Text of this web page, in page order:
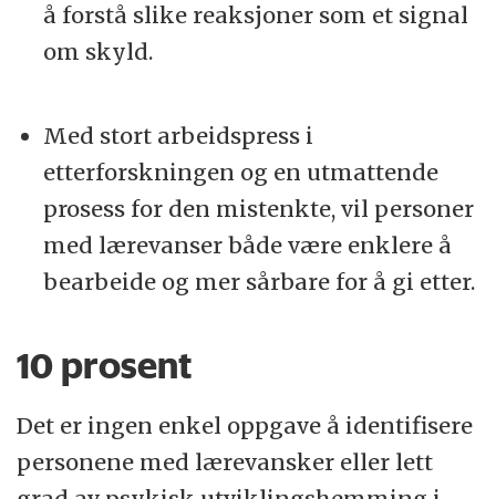
å forstå slike reaksjoner som et signal
om skyld.
Med stort arbeidspress i
etterforskningen og en utmattende
prosess for den mistenkte, vil personer
med lærevanser både være enklere å
bearbeide og mer sårbare for å gi etter.
10 prosent
Det er ingen enkel oppgave å identifisere
personene med lærevansker eller lett